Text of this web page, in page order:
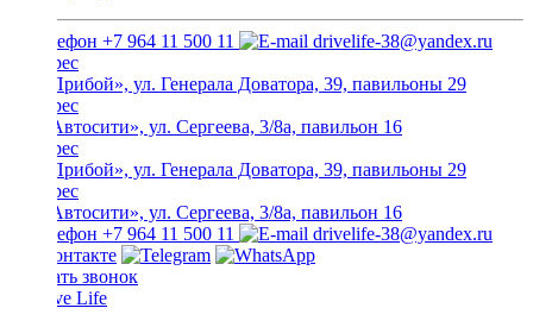
+7 964 11 500 11 drivelife-38@yandex.ru
ТЦ «Прибой», ул. Генерала Доватора, 39, павильоны 29
ТЦ «Автосити», ул. Сергеева, 3/8а, павильон 16
ТЦ «Прибой», ул. Генерала Доватора, 39, павильоны 29
ТЦ «Автосити», ул. Сергеева, 3/8а, павильон 16
+7 964 11 500 11
drivelife-38@yandex.ru
Заказать звонок